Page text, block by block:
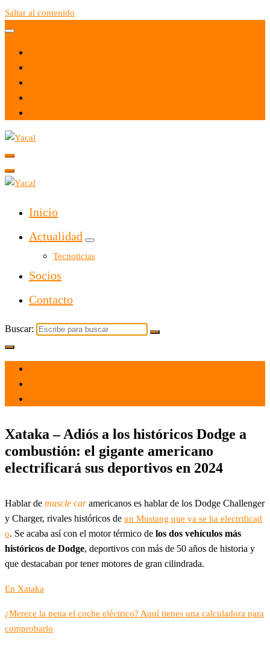
Saltar al contenido
Yacal micro hosting
Inicio
Actualidad
Tecnoticias
Socios
Contacto
Buscar:
Xataka – Adiós a los históricos Dodge a
combustión: el gigante americano
electrificará sus deportivos en 2024
Hablar de muscle caramericanos es hablar de los Dodge Challenger
y Charger, rivales históricos de un Mustang que ya se ha electrificad
o. Se acaba así con el motor térmico de los dos vehículos más
históricos de Dodge, deportivos con más de 50 años de historia y
que destacaban por tener motores de gran cilindrada.
En Xataka
¿Merece la pena el coche eléctrico? Aquí tienes una calculadora para
comprobarlo